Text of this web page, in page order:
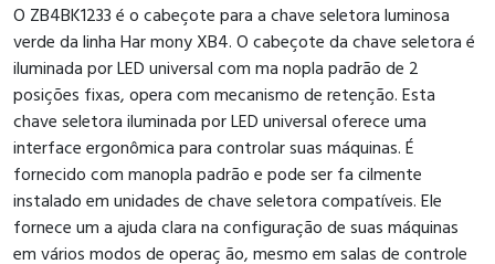
O ZB4BK1233 é o cabeçote para a chave seletora luminosa
verde da linha Har mony XB4. O cabeçote da chave seletora é
iluminada por LED universal com ma nopla padrão de 2
posições fixas, opera com mecanismo de retenção. Esta
chave seletora iluminada por LED universal oferece uma
interface ergonômica para controlar suas máquinas. É
fornecido com manopla padrão e pode ser fa cilmente
instalado em unidades de chave seletora compatíveis. Ele
fornece um a ajuda clara na configuração de suas máquinas
em vários modos de operaç ão, mesmo em salas de controle